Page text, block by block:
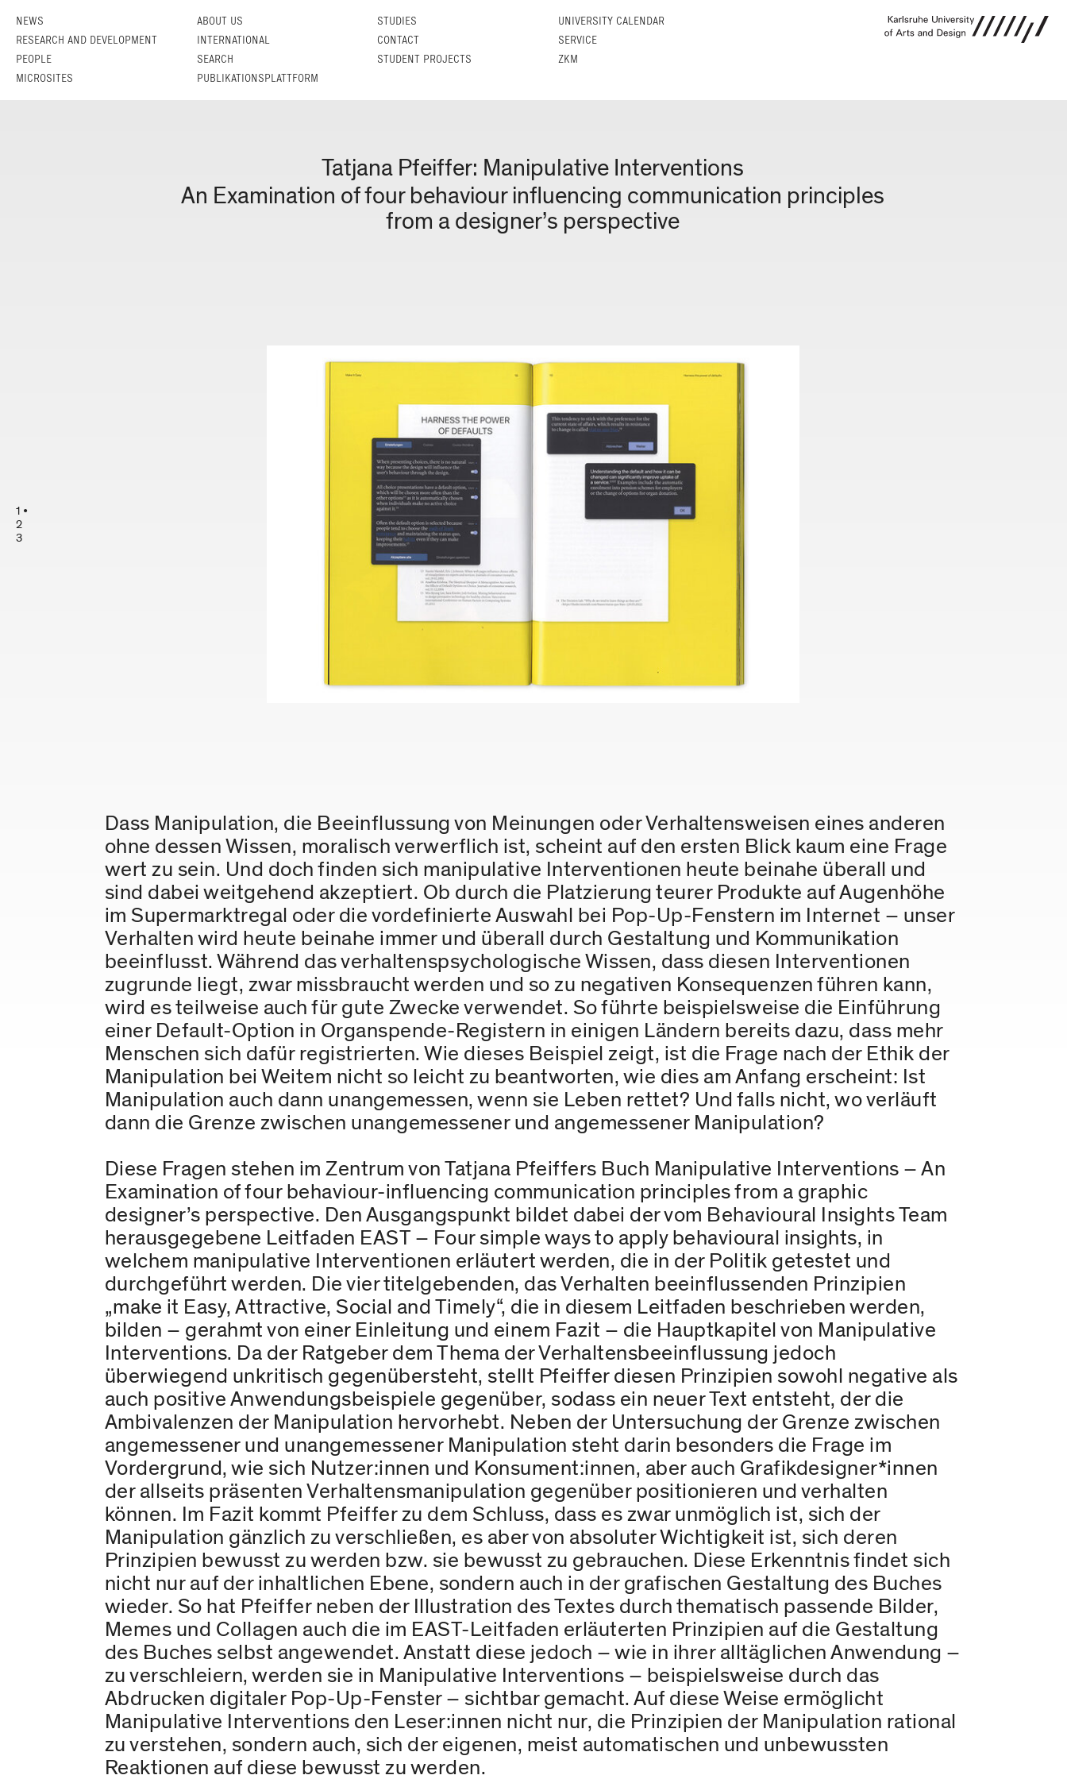
NEWS ABOUT US STUDIES
UNIVERSITY CALENDAR
RESEARCH AND DEVELOPMENT
INTERNATIONAL CONTACT
SERVICE
PEOPLE
SEARCH STUDENT PROJECTS
ZKM
MICROSITES
PUBLIKATIONSPLATTFORM
Tatjana Pfeiffer: Manipulative Interventions
An Examination of four behaviour influencing communication principles
from a designer’s perspective
1
2
3
Dass Manipulation, die Beeinflussung von Meinungen oder Verhaltensweisen eines anderen
ohne dessen Wissen, moralisch verwerflich ist, scheint auf den ersten Blick kaum eine Frage
wert zu sein. Und doch finden sich manipulative Interventionen heute beinahe überall und
sind dabei weitgehend akzeptiert. Ob durch die Platzierung teurer Produkte auf Augenhöhe
im Supermarktregal oder die vordefinierte Auswahl bei Pop-Up-Fenstern im Internet – unser
Verhalten wird heute beinahe immer und überall durch Gestaltung und Kommunikation
beeinflusst. Während das verhaltenspsychologische Wissen, dass diesen Interventionen
zugrunde liegt, zwar missbraucht werden und so zu negativen Konsequenzen führen kann,
wird es teilweise auch für gute Zwecke verwendet. So führte beispielsweise die Einführung
einer Default-Option in Organspende-Registern in einigen Ländern bereits dazu, dass mehr
Menschen sich dafür registrierten. Wie dieses Beispiel zeigt, ist die Frage nach der Ethik der
Manipulation bei Weitem nicht so leicht zu beantworten, wie dies am Anfang erscheint: Ist
Manipulation auch dann unangemessen, wenn sie Leben rettet? Und falls nicht, wo verläuft
dann die Grenze zwischen unangemessener und angemessener Manipulation?
Diese Fragen stehen im Zentrum von Tatjana Pfeiffers Buch Manipulative Interventions – An
Examination of four behaviour-influencing communication principles from a graphic
designer’s perspective. Den Ausgangspunkt bildet dabei der vom Behavioural Insights Team
herausgegebene Leitfaden EAST – Four simple ways to apply behavioural insights, in
welchem manipulative Interventionen erläutert werden, die in der Politik getestet und
durchgeführt werden. Die vier titelgebenden, das Verhalten beeinflussenden Prinzipien
„make it Easy, Attractive, Social and Timely“, die in diesem Leitfaden beschrieben werden,
bilden – gerahmt von einer Einleitung und einem Fazit – die Hauptkapitel von Manipulative
Interventions. Da der Ratgeber dem Thema der Verhaltensbeeinflussung jedoch
überwiegend unkritisch gegenübersteht, stellt Pfeiffer diesen Prinzipien sowohl negative als
auch positive Anwendungsbeispiele gegenüber, sodass ein neuer Text entsteht, der die
Ambivalenzen der Manipulation hervorhebt. Neben der Untersuchung der Grenze zwischen
angemessener und unangemessener Manipulation steht darin besonders die Frage im
Vordergrund, wie sich Nutzer:innen und Konsument:innen, aber auch Grafikdesigner*innen
der allseits präsenten Verhaltensmanipulation gegenüber positionieren und verhalten
können. Im Fazit kommt Pfeiffer zu dem Schluss, dass es zwar unmöglich ist, sich der
Manipulation gänzlich zu verschließen, es aber von absoluter Wichtigkeit ist, sich deren
Prinzipien bewusst zu werden bzw. sie bewusst zu gebrauchen. Diese Erkenntnis findet sich
nicht nur auf der inhaltlichen Ebene, sondern auch in der grafischen Gestaltung des Buches
wieder. So hat Pfeiffer neben der Illustration des Textes durch thematisch passende Bilder,
Memes und Collagen auch die im EAST-Leitfaden erläuterten Prinzipien auf die Gestaltung
des Buches selbst angewendet. Anstatt diese jedoch – wie in ihrer alltäglichen Anwendung –
zu verschleiern, werden sie in Manipulative Interventions – beispielsweise durch das
Abdrucken digitaler Pop-Up-Fenster – sichtbar gemacht. Auf diese Weise ermöglicht
Manipulative Interventions den Leser:innen nicht nur, die Prinzipien der Manipulation rational
zu verstehen, sondern auch, sich der eigenen, meist automatischen und unbewussten
Reaktionen auf diese bewusst zu werden.